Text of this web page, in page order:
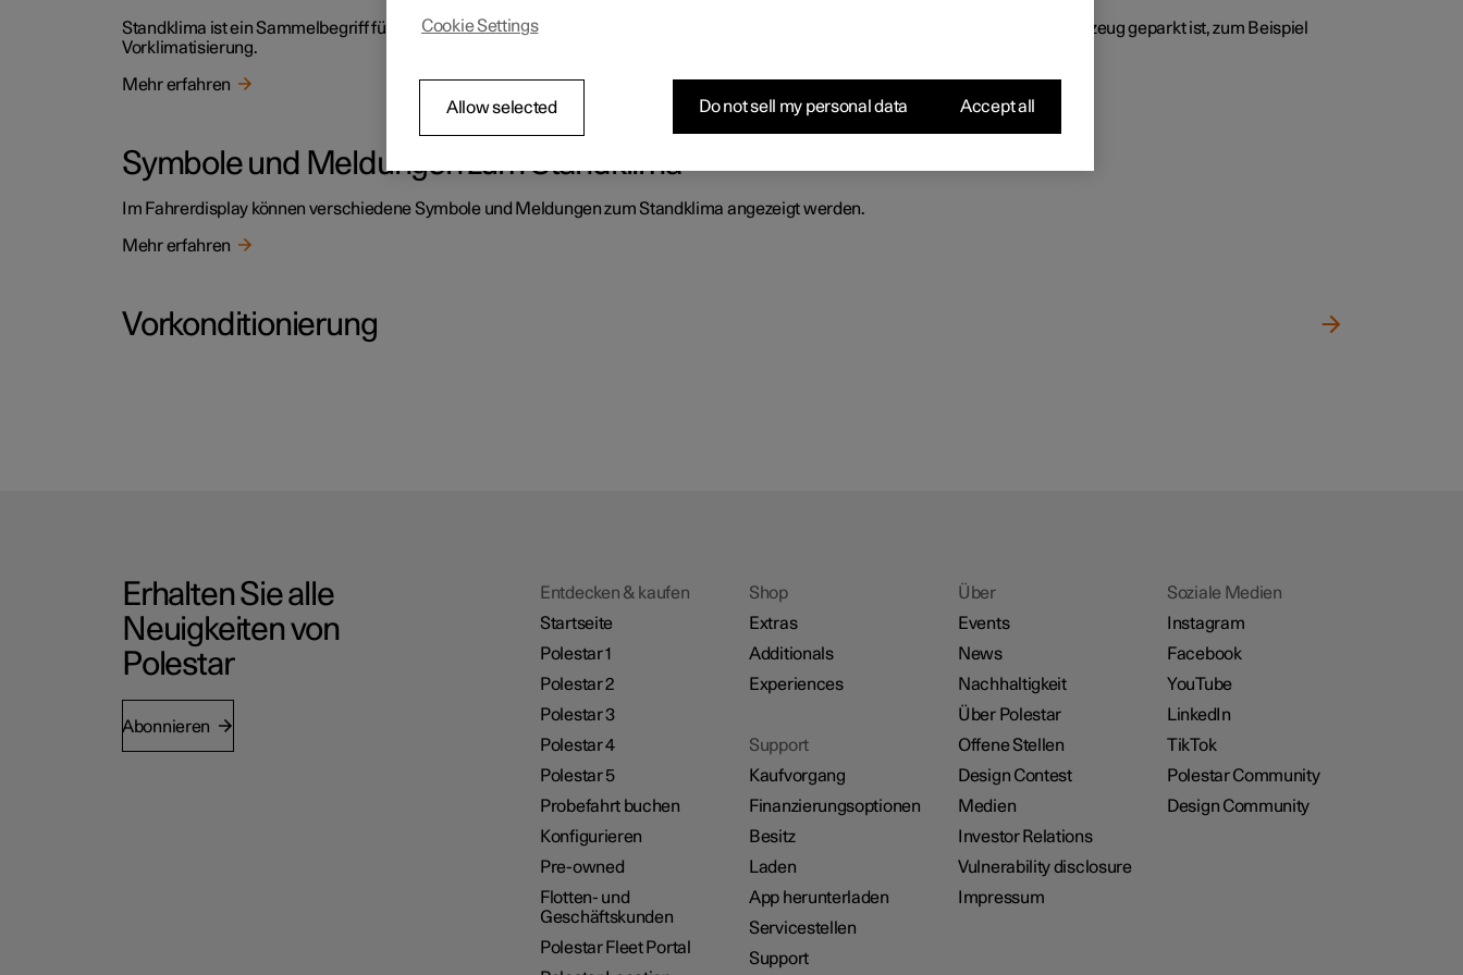
Standklima ist ein Sammelbegriff für verschiedene Funktionen, die das Klima des Fahrzeuginnenraums verbessern, wenn das Fahrzeug geparkt ist, zum Beispiel
Vorklimatisierung.
Mehr erfahren
Symbole und Meldungen zum Standklima
Im Fahrerdisplay können verschiedene Symbole und Meldungen zum Standklima angezeigt werden.
Mehr erfahren
Vorkonditionierung
Erhalten Sie alle
Neuigkeiten von
Polestar
Abonnieren
Entdecken & kaufen
Startseite
Polestar 1
Polestar 2
Polestar 3
Polestar 4
Polestar 5
Probefahrt buchen
Konfigurieren
Pre-owned
Flotten- und
Geschäftskunden
Polestar Fleet Portal
Shop
Extras
Additionals
Experiences
Support
Kaufvorgang
Finanzierungsoptionen
Besitz
Laden
App herunterladen
Servicestellen
Support
Über
Events
News
Nachhaltigkeit
Über Polestar
Offene Stellen
Design Contest
Medien
Investor Relations
Vulnerability disclosure
Impressum
Soziale Medien
Instagram
Facebook
YouTube
LinkedIn
TikTok
Polestar Community
Design Community
Cookie Settings
Allow selected Do not sell my personal data Accept all